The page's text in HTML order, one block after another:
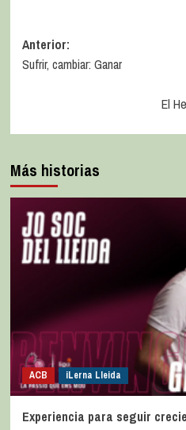
Anterior:
Sufrir, cambiar: Ganar
El
Más historias
ACB iLerna Lleida
Experiencia para seguir